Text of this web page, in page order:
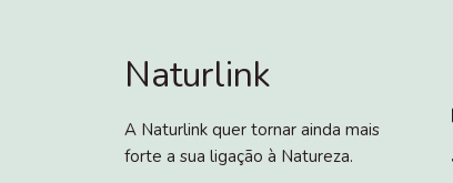
Naturlink
A Naturlink quer tornar ainda mais
forte a sua ligação à Natureza.